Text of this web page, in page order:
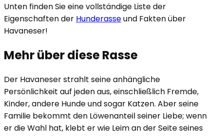
Unten finden Sie eine vollständige Liste der
Eigenschaften der Hunderasseund Fakten über
Havaneser!
Mehr über diese Rasse
Der Havaneser strahlt seine anhängliche
Persönlichkeit auf jeden aus, einschließlich Fremde,
Kinder, andere Hunde und sogar Katzen. Aber seine
Familie bekommt den Löwenanteil seiner Liebe; wenn
er die Wahl hat, klebt er wie Leim an der Seite seines